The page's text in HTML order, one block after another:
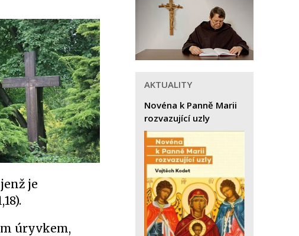
je
úryvkem,
AKTUALITY
Novéna k Panně Marii
rozvazující uzly